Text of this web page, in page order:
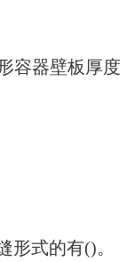
器壁板厚度
式的有()。